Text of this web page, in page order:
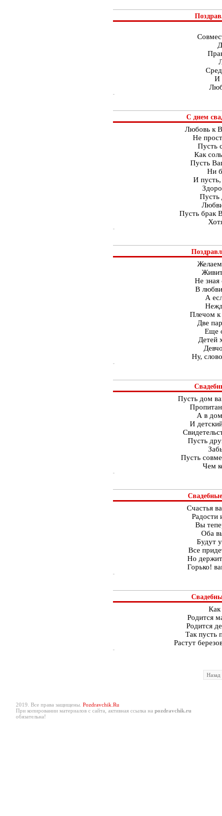
И
С днем
Любовь к
Не
Пусть
Как
Пусть
Ни
И
Пусть
Пусть брак
Не зная
В любви
А
Плечом к
Две
Еще
Детей
Ну,
Пусть дом
А в
И
Пусть
Пусть
Чем
Счастья
Радости
Вы
Оба
Будут
Все
Но
Горько!
Как
Родится
Родится
Так пусть
Растут
Назад
2019. Все права защищены. Pozdravchik.Ru
При копировании материалов с сайта, активная ссылка на pozdravchik.ru
обязательна!